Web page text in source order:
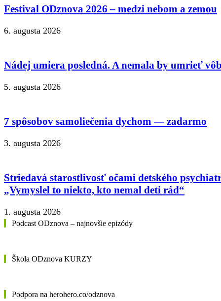
Festival ODznova 2026 – medzi nebom a zemou
6. augusta 2026
Nádej umiera posledná. A nemala by umrieť
5. augusta 2026
7 spôsobov samoliečenia dychom — zadarmo
3. augusta 2026
Striedavá starostlivosť očami detského
„Vymyslel to niekto, kto nemal deti rád“
1. augusta 2026
Podcast ODznova – najnovšie epizódy
Škola ODznova KURZY
Podpora na herohero.co/odznova